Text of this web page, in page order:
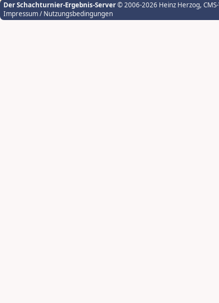
Der Schachturnier-Ergebnis-Server© 2006-2026 Heinz Herzog,
Impressum / Nutzungsbedingungen